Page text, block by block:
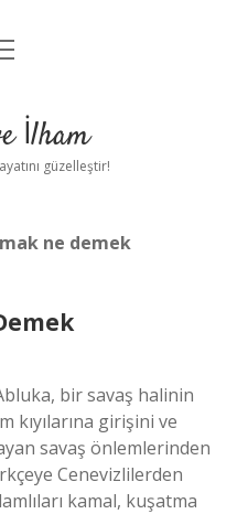
İlham
güzelleştir!
ne demek
bir savaş halinin
kıyılarına girişini ve
savaş önlemlerinden
Cenevizlilerden
kamal, kuşatma